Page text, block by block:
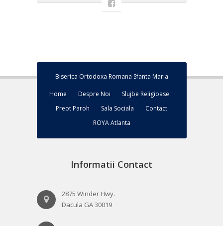
Biserica Ortodoxa Romana Sfanta Maria
Home Despre Noi
Slujbe Religioase
Preot Paroh
Sala Sociala
Contact
ROYA Atlanta
Informatii Contact
2875 Winder Hwy.
Dacula GA 30019